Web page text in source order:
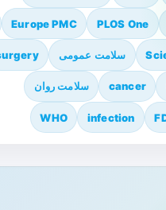
PLOS One
Europe PMC
سلامت عمومی
cancer سلامت روان
infection
WHO